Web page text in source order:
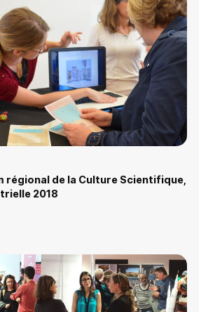
régional de la Culture Scientifique,
2018